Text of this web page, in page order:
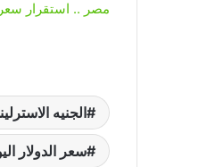
مصر .. استقرار سعر
الجنيه
سعر الدولار